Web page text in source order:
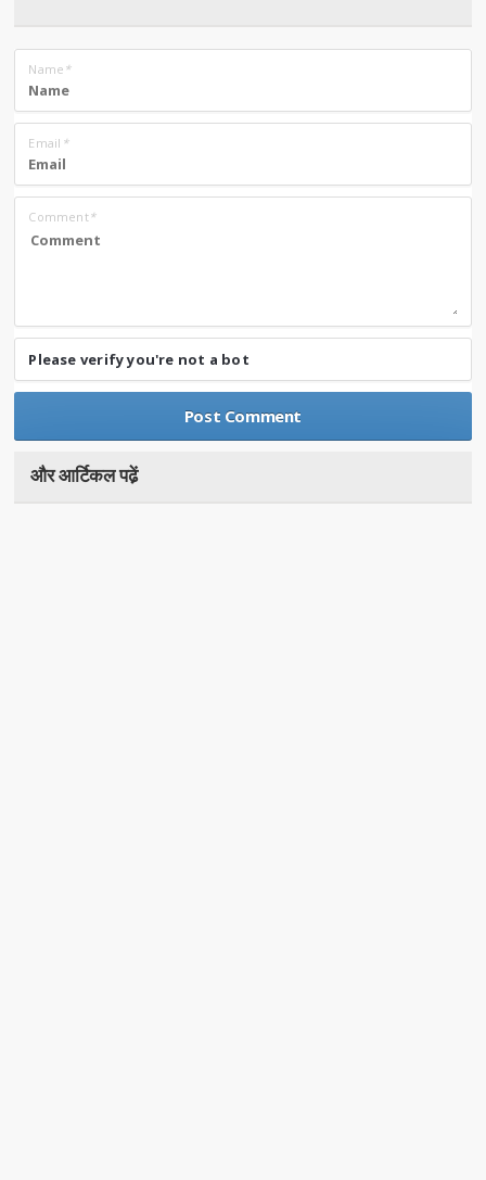
Name *
Email *
Comment*
Please verify you're not a bot
और आर्टिकल पढे़ं